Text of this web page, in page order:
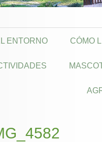
ENTORNO CÓMO